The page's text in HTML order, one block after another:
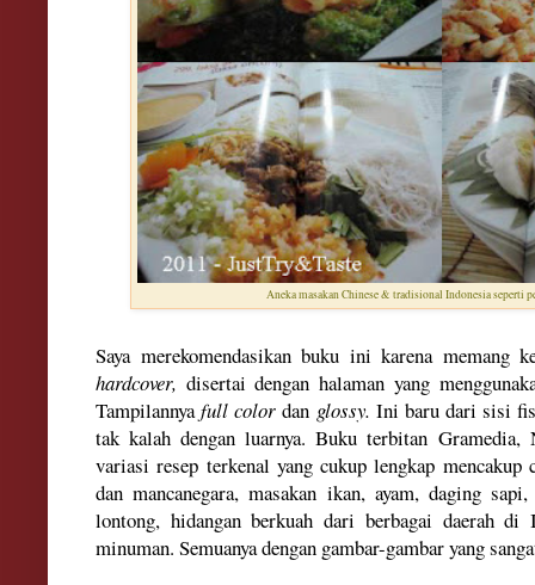
Aneka masakan Chinese & tradisional Indonesia seperti
Saya merekomendasikan buku ini karena memang
hardcover, disertai dengan halaman yang
Tampilannyafull color dan glossy. Ini baru dari sisi
tak kalah dengan luarnya. Buku terbitan
variasi resep terkenal yang cukup lengkap
dan mancanegara, masakan ikan, ayam, daging
lontong, hidangan berkuah dari berbagai daerah di
minuman. Semuanya dengan gambar-gambar yang